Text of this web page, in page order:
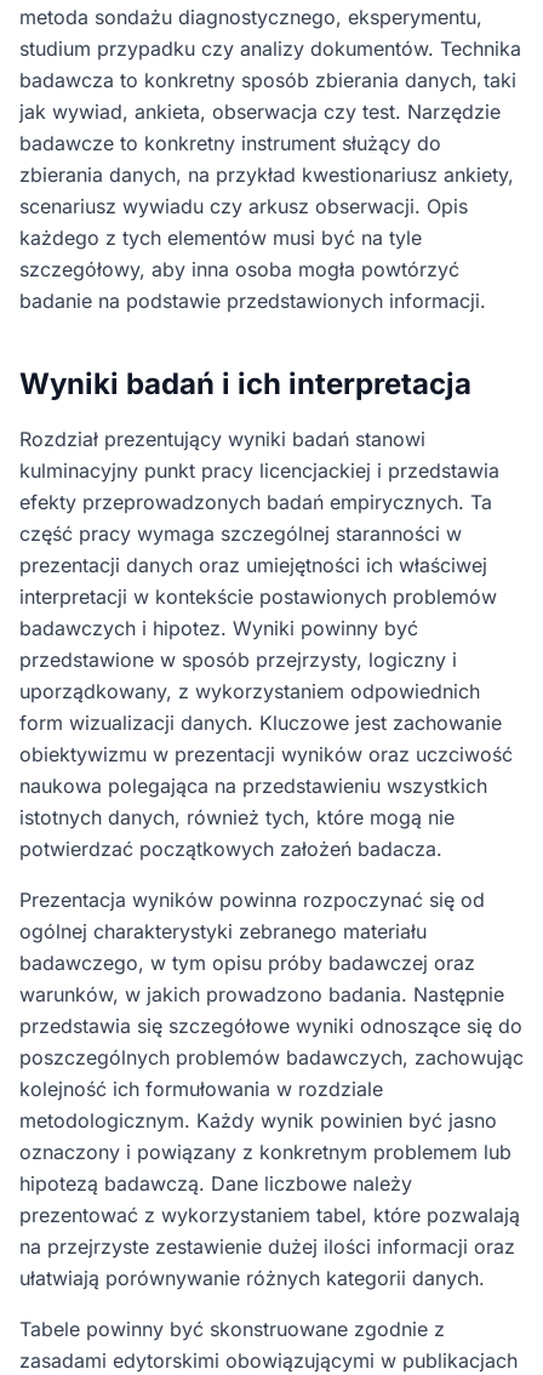
metoda sondażu diagnostycznego, eksperymentu,
studium przypadku czy analizy dokumentów. Technika
badawcza to konkretny sposób zbierania danych, taki
jak wywiad, ankieta, obserwacja czy test. Narzędzie
badawcze to konkretny instrument służący do
zbierania danych, na przykład kwestionariusz ankiety,
scenariusz wywiadu czy arkusz obserwacji. Opis
każdego z tych elementów musi być na tyle
szczegółowy, aby inna osoba mogła powtórzyć
badanie na podstawie przedstawionych informacji.
Wyniki badań i ich interpretacja
Rozdział prezentujący wyniki badań stanowi
kulminacyjny punkt pracy licencjackiej i przedstawia
efekty przeprowadzonych badań empirycznych. Ta
część pracy wymaga szczególnej staranności w
prezentacji danych oraz umiejętności ich właściwej
interpretacji w kontekście postawionych problemów
badawczych i hipotez. Wyniki powinny być
przedstawione w sposób przejrzysty, logiczny i
uporządkowany, z wykorzystaniem odpowiednich
form wizualizacji danych. Kluczowe jest zachowanie
obiektywizmu w prezentacji wyników oraz uczciwość
naukowa polegająca na przedstawieniu wszystkich
istotnych danych, również tych, które mogą nie
potwierdzać początkowych założeń badacza.
Prezentacja wyników powinna rozpoczynać się od
ogólnej charakterystyki zebranego materiału
badawczego, w tym opisu próby badawczej oraz
warunków, w jakich prowadzono badania. Następnie
przedstawia się szczegółowe wyniki odnoszące się do
poszczególnych problemów badawczych, zachowując
kolejność ich formułowania w rozdziale
metodologicznym. Każdy wynik powinien być jasno
oznaczony i powiązany z konkretnym problemem lub
hipotezą badawczą. Dane liczbowe należy
prezentować z wykorzystaniem tabel, które pozwalają
na przejrzyste zestawienie dużej ilości informacji oraz
ułatwiają porównywanie różnych kategorii danych.
Tabele powinny być skonstruowane zgodnie z
zasadami edytorskimi obowiązującymi w publikacjach